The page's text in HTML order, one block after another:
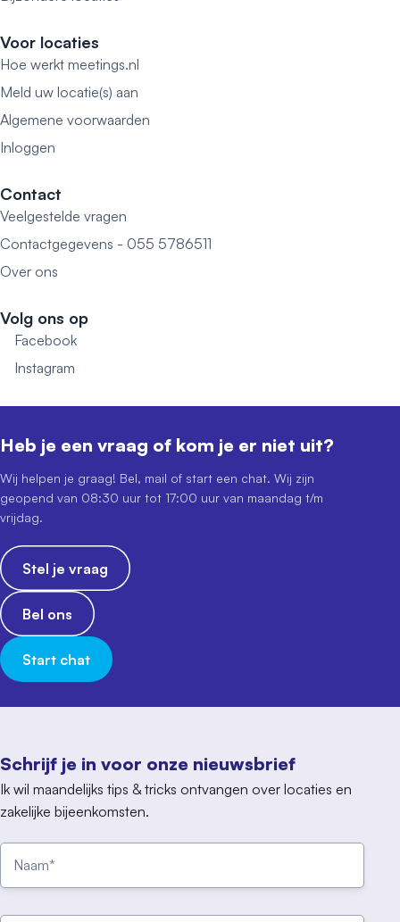
Voor locaties
Hoe werkt meetings.nl
Meld uw locatie(s) aan
Algemene voorwaarden
Inloggen
Contact
Veelgestelde vragen
Contactgegevens - 055 5786511
Over ons
Volg ons op
Facebook
Instagram
Schrijf je in voor onze nieuwsbrief
Ik wil maandelijks tips & tricks ontvangen over locaties en
zakelijke bijeenkomsten.
Heb je een vraag of kom je er niet uit?
Wij helpen je graag! Bel, mail of start een chat. Wij zijn
geopend van 08:30 uur tot 17:00 uur van maandag t/m
vrijdag.
Stel je vraag
Bel ons
Start chat